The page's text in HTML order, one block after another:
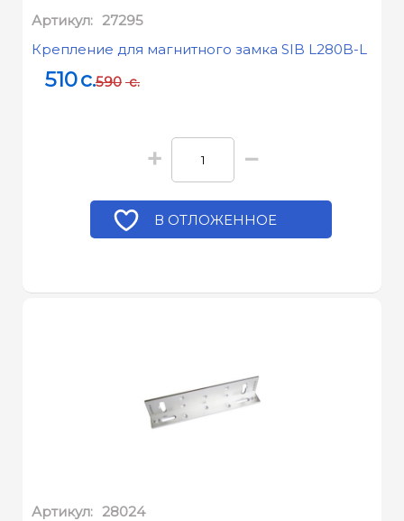
Артикул: 27295
Крепление для магнитного замка SIB L280B-L
510c.590 c.
+ −
В ОТЛОЖЕННОЕ
Артикул: 28024